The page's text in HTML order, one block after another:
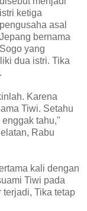
istri ketiga
pengusaha asal
Jepang bernama
Sogo yang
dua istri. Tika
Karena
Tiwi. Setahu
tahu,"
Rabu
kali dengan
Tiwi pada
terjadi, Tika tetap